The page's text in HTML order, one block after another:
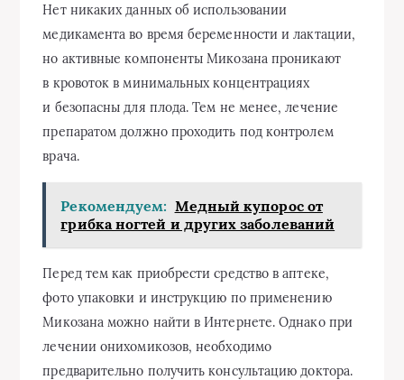
Нет никаких данных об использовании
медикамента во время беременности и лактации,
но активные компоненты Микозана проникают
в кровоток в минимальных концентрациях
и безопасны для плода. Тем не менее, лечение
препаратом должно проходить под контролем
врача.
Рекомендуем: Медный купорос от
грибка ногтей и других заболеваний
Перед тем как приобрести средство в аптеке,
фото упаковки и инструкцию по применению
Микозана можно найти в Интернете. Однако при
лечении онихомикозов, необходимо
предварительно получить консультацию доктора.